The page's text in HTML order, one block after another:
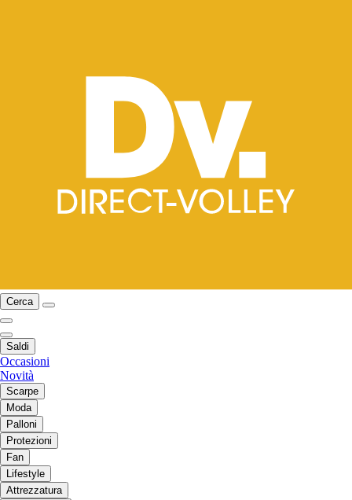
Cerca
Saldi
Occasioni
Novità
Scarpe
Moda
Palloni
Protezioni
Fan
Lifestyle
Attrezzatura